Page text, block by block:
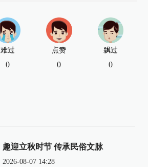
难过
0
点赞
0
飘过
0
趣迎立秋时节 传承民俗文脉
2026-08-07 14:28